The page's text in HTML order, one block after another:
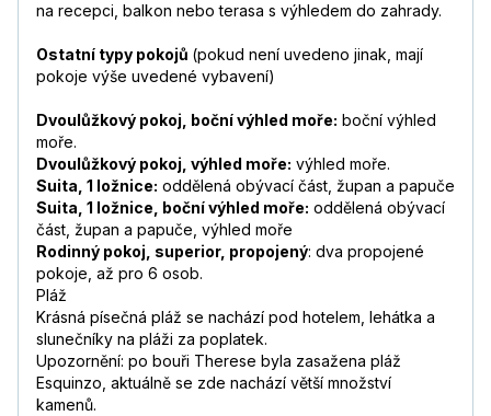
na recepci, balkon nebo terasa s výhledem do zahrady.
Ostatní typy pokojů (pokud není uvedeno jinak, mají
pokoje výše uvedené vybavení)
Dvoulůžkový pokoj, boční výhled moře: boční výhled
moře.
Dvoulůžkový pokoj, výhled moře: výhled moře.
Suita, 1 ložnice: oddělená obývací část, župan a papuče
Suita, 1 ložnice, boční výhled moře: oddělená obývací
část, župan a papuče, výhled moře
Rodinný pokoj, superior, propojený: dva propojené
pokoje, až pro 6 osob.
Pláž
Krásná písečná pláž se nachází pod hotelem, lehátka a
slunečníky na pláži za poplatek.
Upozornění: po bouři Therese byla zasažena pláž
Esquinzo, aktuálně se zde nachází větší množství
kamenů.